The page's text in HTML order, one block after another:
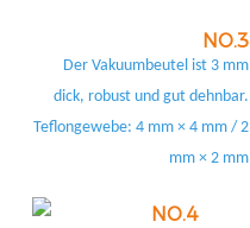
NO.3
Der Vakuumbeutel ist 3 mm
dick, robust und gut dehnbar.
Teflongewebe: 4 mm × 4 mm / 2
mm × 2 mm
NO.4